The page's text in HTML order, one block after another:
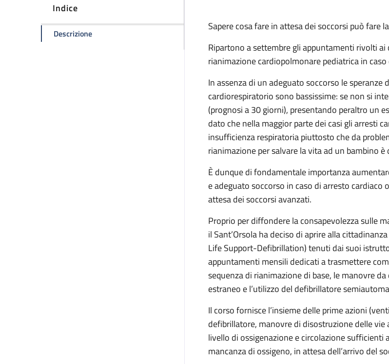
Indice
Descrizionedella pagina Manovre salvavita nei bambini: i corsi certificati dell'IRCCS Policlinico di
Sapere cosa fare in attesa dei soccorsi può fare
Ripartono a settembre gli appuntamenti rivolti
rianimazione cardiopolmonare pediatrica in caso
In assenza di un adeguato soccorso le
cardiorespiratorio sono bassissime: se non si
(prognosi a 30 giorni), presentando peraltro un
dato che nella maggior parte dei casi gli arresti
insufficienza respiratoria piuttosto che da
rianimazione per salvare la vita ad un bambino
È dunque di fondamentale importanza
e adeguato soccorso in caso di arresto
attesa dei soccorsi avanzati.
Proprio per diffondere la consapevolezza sulle
il Sant’Orsola ha deciso di aprire alla
Life Support-Defibrillation) tenuti dai suoi
appuntamenti mensili dedicati a trasmettere
sequenza di rianimazione di base, le manovre
estraneo e l’utilizzo del defibrillatore
Il corso fornisce l’insieme delle prime azioni
defibrillatore, manovre di disostruzione delle
livello di ossigenazione e circolazione
mancanza di ossigeno, in attesa dell’arrivo del